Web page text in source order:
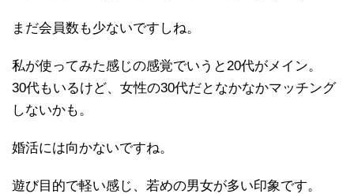
まだ会員数も少ないですしね。
私が使ってみた感じの感覚でいうと20代がメイン。
30代もいるけど、女性の30代だとなかなかマッチング
しないかも。
婚活には向かないですね。
遊び目的で軽い感じ、若めの男女が多い印象です。